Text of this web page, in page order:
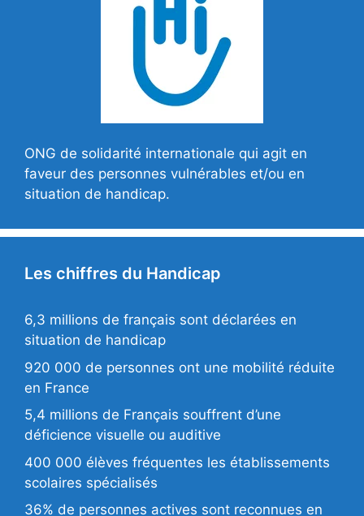
ONG de solidarité internationale qui agit en
faveur des personnes vulnérables et/ou en
situation de handicap.
Les chiffres du Handicap
6,3 millions de français sont déclarées en
situation de handicap
920 000 de personnes ont une mobilité réduite
en France
5,4 millions de Français souffrent d’une
déficience visuelle ou auditive
400 000 élèves fréquentes les établissements
scolaires spécialisés
36% de personnes actives sont reconnues en